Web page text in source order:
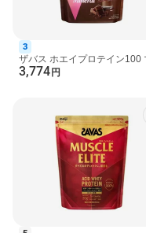
・食物アレルギーをお持
・体質や健康状態によっ
の場合は摂取を中止し、
・あけくちや袋のはしで
いでください。水蒸気や
・開封後はホコリや髪の
閉め、直射日光や高温多
にお召し上がりください。
・濡れたスプーンを袋の
固まることがあります。
・製品中に色の濃い粒が
一部で品質には問題ありま
3
ザバス ホエイプロテイン100
チビタミン＆ミネラル ミルク
3,774 円